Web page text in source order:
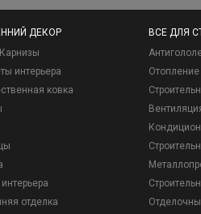
ДЕКОР
интерьера
ковка
отделка
ВСЕ ДЛЯ